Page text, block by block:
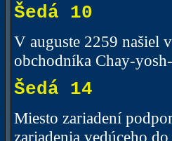
Šedá 10
V auguste 2259 našiel
obchodníka Chay-
Šedá 14
Miesto zariadení
zariadenia vedúceho